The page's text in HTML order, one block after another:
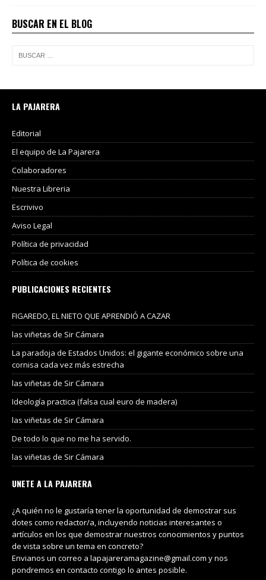
BUSCAR EN EL BLOG
LA PAJARERA
Editorial
El equipo de La Pajarera
Colaboradores
Nuestra Libreria
Escrivivo
Aviso Legal
Política de privacidad
Política de cookies
PUBLICACIONES RECIENTES
FIGAREDO, EL NIETO QUE APRENDIÓ A CAZAR
las viñetas de Sir Cámara
La paradoja de Estados Unidos: el gigante económico sobre una
cornisa cada vez más estrecha
las viñetas de Sir Cámara
Ideología practica (falsa cual euro de madera)
las viñetas de Sir Cámara
De todo lo que no me ha servido.
las viñetas de Sir Cámara
UNETE A LA PAJARERA
¿A quién no le gustaría tener la oportunidad de demostrar sus
dotes como redactor/a, incluyendo noticias interesantes o
artículos en los que demostrar nuestros conocimientos y puntos
de vista sobre un tema en concreto?
Envianos un correo a lapajareramagazine@gmail.com y nos
pondremos en contacto contigo lo antes posible.